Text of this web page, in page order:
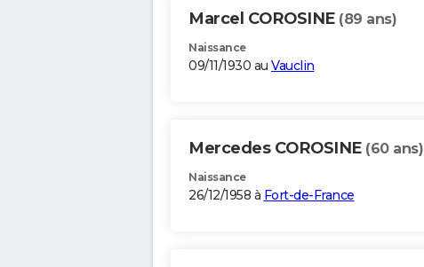
Marcel COROSINE (89 ans)
Naissance
09/11/1930 au Vauclin
Mercedes COROSINE (60 ans)
Naissance
26/12/1958 à Fort-de-France